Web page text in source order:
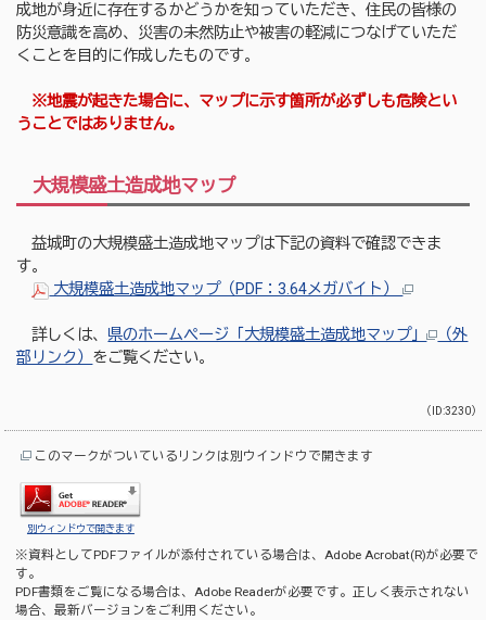
成地が身近に存在するかどうかを知っていただき、住民の皆様の
防災意識を高め、災害の未然防止や被害の軽減につなげていただ
くことを目的に作成したものです。
※地震が起きた場合に、マップに示す箇所が必ずしも危険とい
うことではありません。
大規模盛土造成地マップ
益城町の大規模盛土造成地マップは下記の資料で確認できま
す。
大規模盛土造成地マップ（PDF：3.64メガバイト）
詳しくは、 県のホームページ「大規模盛土造成地マップ」
（外
部リンク） をご覧ください。
（ID:3230）
このマークがついているリンクは別ウインドウで開きます
別ウィンドウで開きます
※資料としてPDFファイルが添付されている場合は、Adobe Acrobat(R)が必要で
す。
PDF書類をご覧になる場合は、Adobe Readerが必要です。正しく表示されない
場合、最新バージョンをご利用ください。